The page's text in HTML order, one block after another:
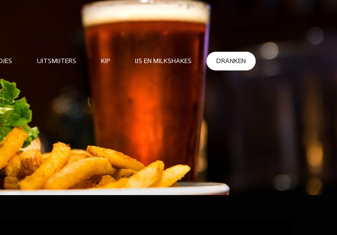
UITSMIJTERS KIP IJS EN MILKSHAKES DRANKEN